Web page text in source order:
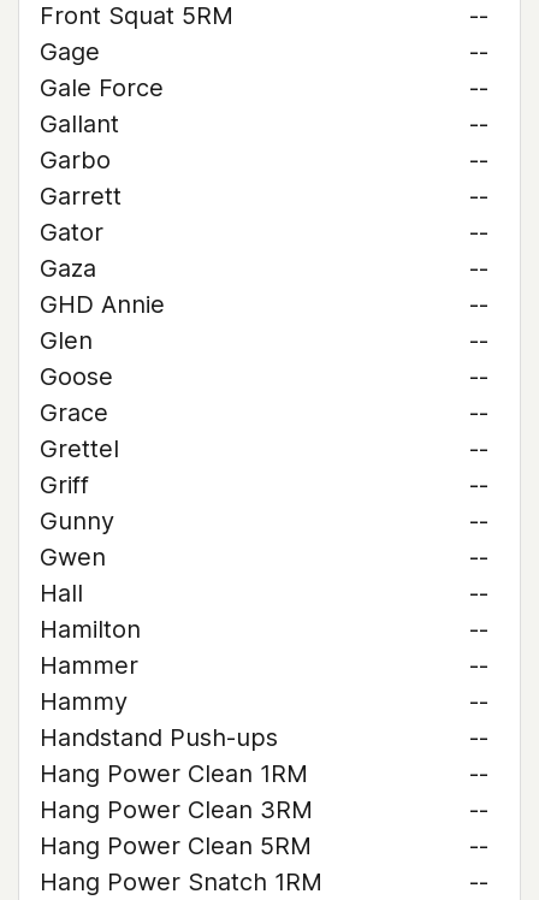
Front Squat 5RM
--
Gage
--
Gale Force
--
Gallant
--
Garbo
--
Garrett
--
Gator
--
Gaza
--
GHD Annie
--
Glen
--
Goose
--
Grace
--
Grettel
--
Griff
--
Gunny
--
Gwen
--
Hall
--
Hamilton
--
Hammer
--
Hammy
--
Handstand Push-ups
--
Hang Power Clean 1RM
--
Hang Power Clean 3RM
--
Hang Power Clean 5RM
--
Hang Power Snatch 1RM
--